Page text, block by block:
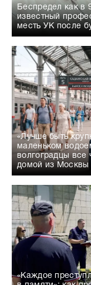
Беспредел как в
известный
месть УК после
«Лучше быть
маленьком
волгоградцы
домой из Москвы
«Каждое